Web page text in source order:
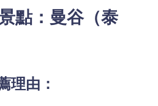
點：曼谷（泰
理由：